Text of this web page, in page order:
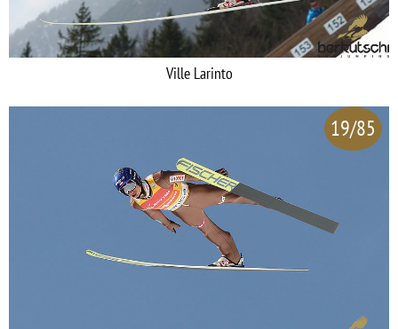
Ville Larinto
19/85